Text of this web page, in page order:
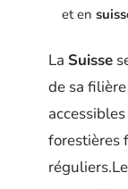
et en
La Suisse
de sa
forestières